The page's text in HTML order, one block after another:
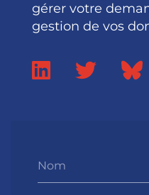
Nom
gérer votre
gestion de vos